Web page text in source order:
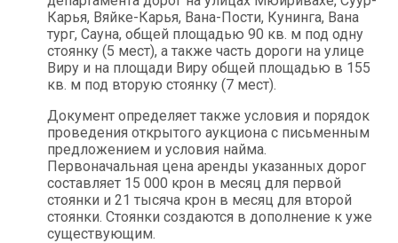
Карья, Вяйке-Карья, Вана-Пости, Кунинга, Вана
тург, Сауна, общей площадью 90 кв. м под одну
стоянку (5 мест), а также часть дороги на улице
Виру и на площади Виру общей площадью в 155
кв. м под вторую стоянку (7 мест).
Документ определяет также условия и порядок
проведения открытого аукциона с письменным
предложением и условия найма.
Первоначальная цена аренды указанных дорог
составляет 15 000 крон в месяц для первой
стоянки и 21 тысяча крон в месяц для второй
стоянки. Стоянки создаются в дополнение к уже
существующим.